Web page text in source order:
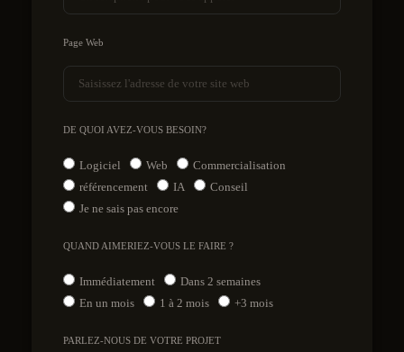
Page Web
DE QUOI AVEZ-VOUS BESOIN?
Logiciel Web
Commercialisation
référencement
IA
Conseil
Je ne sais pas encore
QUAND AIMERIEZ-VOUS LE FAIRE ?
Immédiatement
Dans 2 semaines
En un mois
1 à 2 mois +3 mois
PARLEZ-NOUS DE VOTRE PROJET